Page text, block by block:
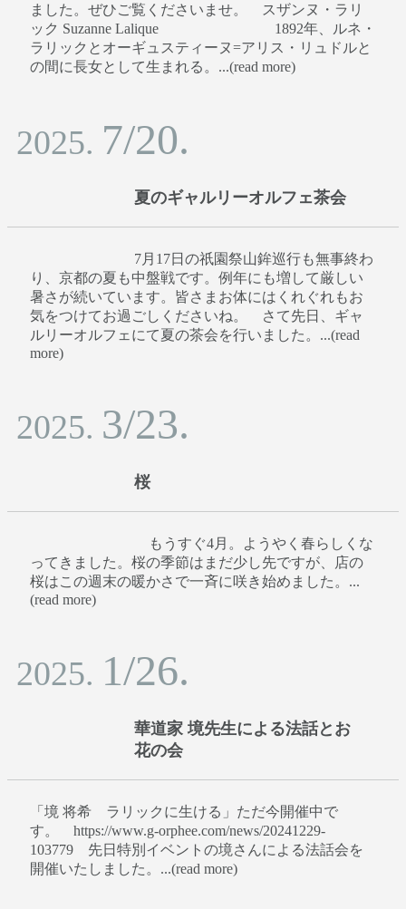
ました。ぜひご覧くださいませ。 スザンヌ・ラリ
ック Suzanne Lalique 1892年、ルネ・
ラリックとオーギュスティーヌ=アリス・リュドルと
の間に長女として生まれる。...(read more)
2025. 7/20.
夏のギャルリーオルフェ茶会
7月17日の祇園祭山鉾巡行も無事終わ
り、京都の夏も中盤戦です。例年にも増して厳しい
暑さが続いています。皆さまお体にはくれぐれもお
気をつけてお過ごしくださいね。 さて先日、ギャ
ルリーオルフェにて夏の茶会を行いました。...(read
more)
2025. 3/23.
桜
もうすぐ4月。ようやく春らしくな
ってきました。桜の季節はまだ少し先ですが、店の
桜はこの週末の暖かさで一斉に咲き始めました。...
(read more)
2025. 1/26.
華道家 境先生による法話とお
花の会
「境 将希 ラリックに生ける」ただ今開催中で
す。 https://www.g-orphee.com/news/20241229-
103779 先日特別イベントの境さんによる法話会を
開催いたしました。...(read more)